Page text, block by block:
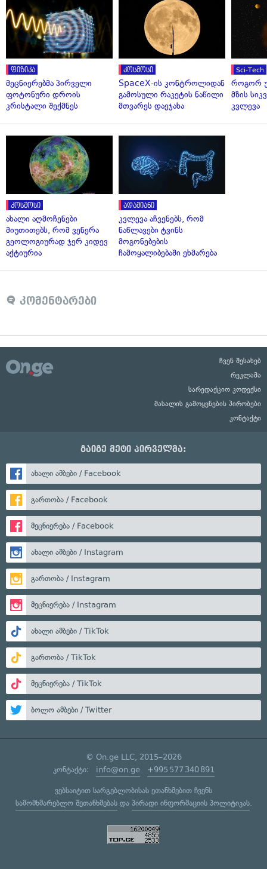
ფიზიკა
მეცნიერებმა პირველი
ფოტონური დროის
კრისტალი შექმნეს
კოსმოსი
SpaceX-ის კონტროლიდან
გამოსული რაკეტის ნაწილი
მთვარეს დაეჯახა
Sci-Tech
როგორ
მზის
კვლევა
კოსმოსი
ახალი აღმოჩენები
მიუთითებს, რომ ვენერა
გეოლოგიურად ჯერ კიდევ
აქტიურია
ადამიანი
კვლევა აჩვენებს, რომ
ნაწლავები ტვინს
მოგონებების
ჩამოყალიბებაში ეხმარება
კომენტარები
ჩვენ შესახებ
რეკლამა
სარედაქციო კოდექსი
მასალის გამოყენების პირობები
კონტაქტი
გაიგე მეტი პირველმა:
ახალი ამბები / Facebook
გართობა / Facebook
მეცნიერება / Facebook
ახალი ამბები / Instagram
გართობა / Instagram
მეცნიერება / Instagram
ახალი ამბები / TikTok
გართობა / TikTok
მეცნიერება / TikTok
ბოლო ამბები / Twitter
© On.ge LLC, 2015–2026
კონტაქტი: info@on.ge +995 577 340 891
ვებსაიტით სარგებლობისას ეთანხმებით ჩვენს
სამომხმარებლო შეთანხმებასდა პირადი ინფორმაციის პოლიტიკას.